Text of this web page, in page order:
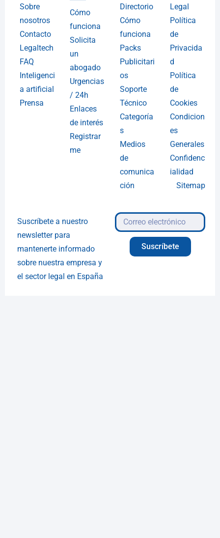
Sobre
nosotros
Contacto
Legaltech
FAQ
Inteligenci
a artificial
Prensa
Cómo
funciona
Solicita
un
abogado
Urgencias
/ 24h
Enlaces
de interés
Registrar
me
Directorio
Cómo
funciona
Packs
Publicitari
os
Soporte
Técnico
Categoría
s
Medios
de
comunica
ción
Legal
Política
de
Privacida
d
Política
de
Cookies
Condicion
es
Generales
Confidenc
ialidad
Sitemap
Suscríbete a nuestro
newsletter para
mantenerte informado
sobre nuestra empresa y
el sector legal en España
Suscríbete